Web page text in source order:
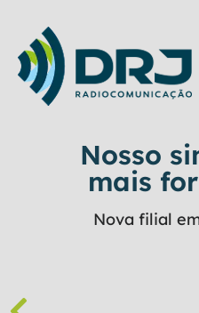
Nosso
mais
Nova filial